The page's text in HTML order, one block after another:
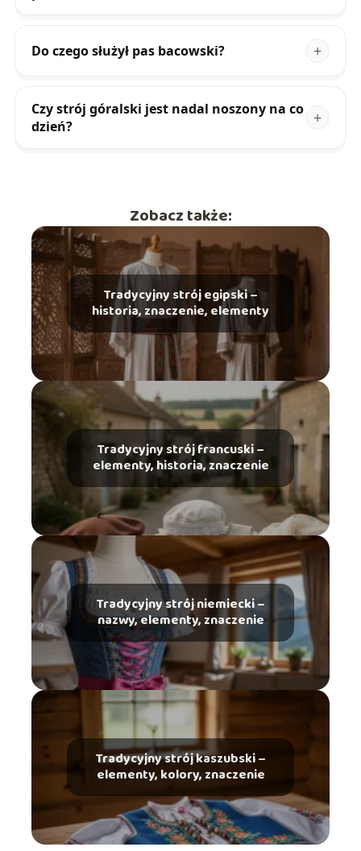
Do czego służył pas bacowski?
Czy strój góralski jest nadal noszony na co
dzień?
Zobacz także:
Tradycyjny strój egipski –
historia, znaczenie, elementy
Tradycyjny strój francuski –
elementy, historia, znaczenie
Tradycyjny strój niemiecki –
nazwy, elementy, znaczenie
Tradycyjny strój kaszubski –
elementy, kolory, znaczenie